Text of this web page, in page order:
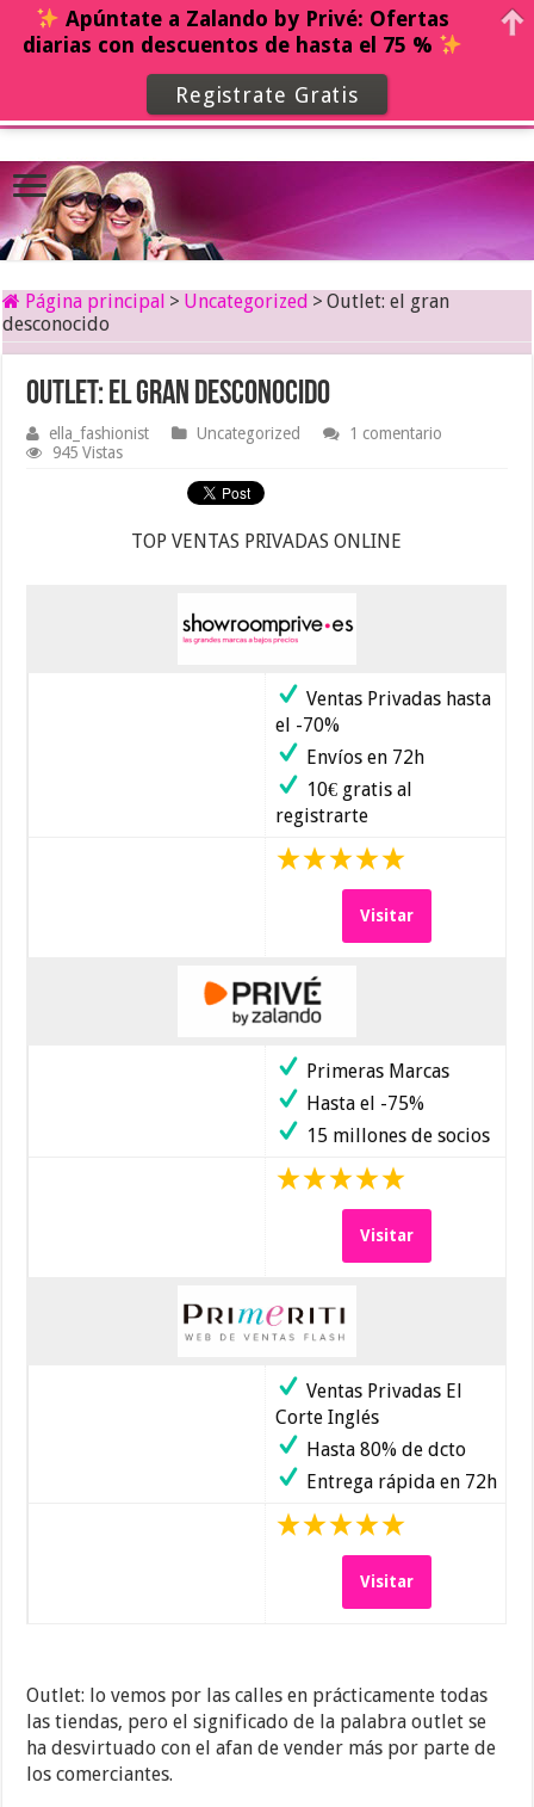
Página principal > Uncategorized > Outlet: el gran
desconocido
Outlet: el gran desconocido
ella_fashionist Uncategorized
1 comentario
945 Vistas
TOP VENTAS PRIVADAS ONLINE
Ventas Privadas hasta
el -70%
Envíos en 72h
10€ gratis al
registrarte
Visitar
Primeras Marcas
Hasta el -75%
15 millones de socios
Visitar
Ventas Privadas El
Corte Inglés
Hasta 80% de dcto
Entrega rápida en 72h
Visitar
Outlet: lo vemos por las calles en prácticamente todas
las tiendas, pero el significado de la palabra outlet se
ha desvirtuado con el afan de vender más por parte de
los comerciantes.
Apúntate a Zalando by Privé: Ofertas
diarias con descuentos de hasta el 75 %
Registrate Gratis